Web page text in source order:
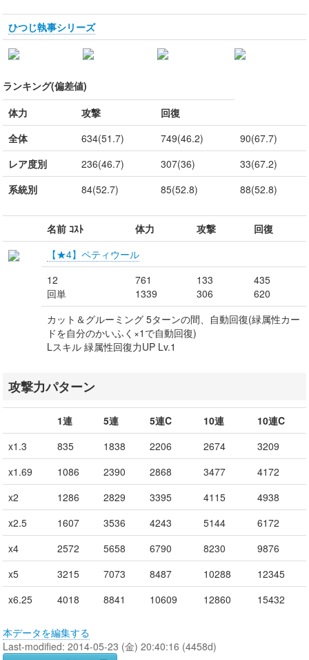
ひつじ執事シリーズ
ランキング(偏差値)
体力
攻撃
回復
全体
634(51.7) 749(46.2)
90(67.7)
レア度別
236(46.7) 307(36)
33(67.2)
系統別
84(52.7) 85(52.8) 88(52.8)
名前 ｺｽﾄ 体力 攻撃
回復
【★4】ペティウール
12
回単
761
1339
133
306
435
620
カット＆グルーミング 5ターンの間、自動回復(緑属性カー
ドを自分のかいふく×1で自動回復)
Lスキル 緑属性回復力UP Lv.1
攻撃力パターン
1連 5連 5連C 10連
10連C
x1.3
835 1838 2206 2674
3209
x1.69
1086 2390 2868 3477
4172
x2
1286 2829 3395 4115
4938
x2.5
1607 3536 4243 5144
6172
x4
2572 5658 6790 8230
9876
x5
3215 7073 8487 10288
12345
x6.25
4018 8841 10609 12860 15432
本データを編集する
Last-modified: 2014-05-23 (金) 20:40:16 (4458d)